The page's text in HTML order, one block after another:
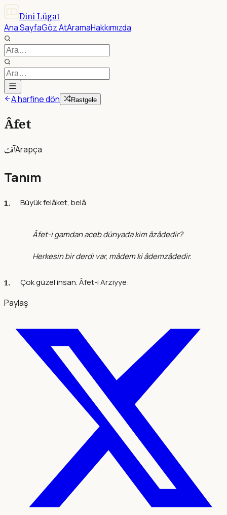
Dini Lügat
Ana SayfaGöz AtAramaHakkımızda
A harfine dön Rastgele
Âfet
آفتArapça
Tanım
Büyük felâket, belâ.
Âfet-i gamdan aceb dünyada kim âzâdedir?
Herkesin bir derdi var, mâdem ki âdemzâdedir.
Çok güzel insan. Âfet-i Arziyye:
Paylaş